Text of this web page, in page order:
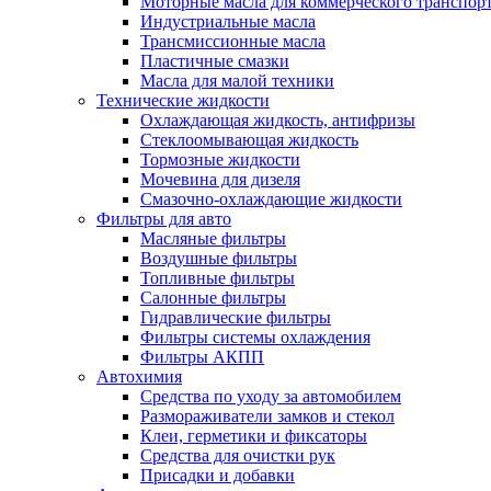
Индустриальные масла
Трансмиссионные масла
Пластичные смазки
Масла для малой техники
Технические жидкости
Охлаждающая жидкость, антифризы
Стеклоомывающая жидкость
Тормозные жидкости
Мочевина для дизеля
Смазочно-охлаждающие жидкости
Фильтры для авто
Масляные фильтры
Воздушные фильтры
Топливные фильтры
Салонные фильтры
Гидравлические фильтры
Фильтры системы охлаждения
Фильтры АКПП
Автохимия
Средства по уходу за автомобилем
Размораживатели замков и стекол
Клеи, герметики и фиксаторы
Средства для очистки рук
Присадки и добавки